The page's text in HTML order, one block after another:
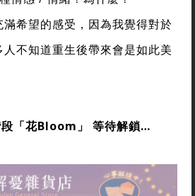
滿希望的感受，因為我覺得對於
不知道重生後帶來會是如此美
「花Bloom」 等待解鎖…